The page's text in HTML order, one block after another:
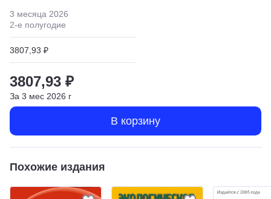
3 месяца 2026
2-е полугодие
3807,93 ₽
3807,93 ₽
За 3 мес 2026 г
В корзину
Похожие издания